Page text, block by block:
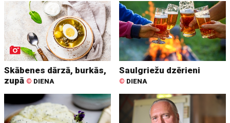
Skābenes dārzā, burkās,
zupā © DIENA
Saulgriežu dzērieni
© DIENA